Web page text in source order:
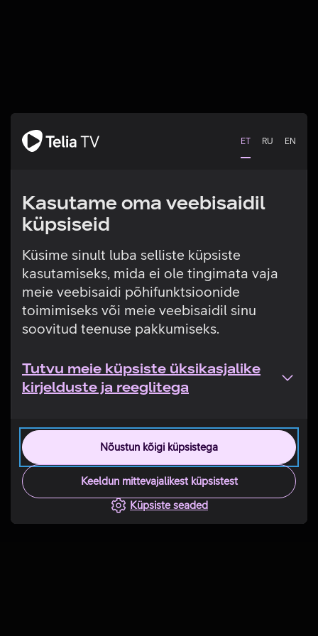
ET RU EN
Kasutame oma veebisaidil
küpsiseid
Küsime sinult luba selliste küpsiste
kasutamiseks, mida ei ole tingimata vaja
meie veebisaidi põhifunktsioonide
toimimiseks või meie veebisaidil sinu
soovitud teenuse pakkumiseks.
Tutvu meie küpsiste üksikasjalike
kirjelduste ja reeglitega
Nõustun kõigi küpsistega
Keeldun mittevajalikest küpsistest
Küpsiste seaded
Tehniline viga